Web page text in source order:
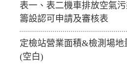
表一、表二機車排放空氣
籌設認可申請及審核表
定檢站營業面積&檢測場地
(空白)